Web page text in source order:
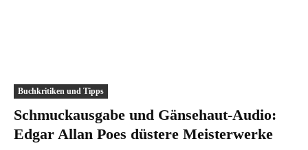
Buchkritiken und Tipps
Schmuckausgabe und Gänsehaut-Audio:
Edgar Allan Poes düstere Meisterwerke